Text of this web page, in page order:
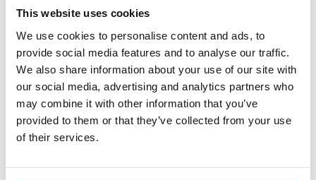
This website uses cookies
We use cookies to personalise content and ads, to
provide social media features and to analyse our traffic.
We also share information about your use of our site with
our social media, advertising and analytics partners who
may combine it with other information that you’ve
provided to them or that they’ve collected from your use
of their services.
Internetsäkerhet
Öka försäljning
Rekommendationer